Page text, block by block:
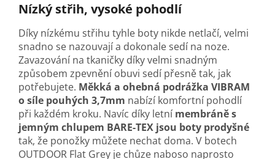
Nízký střih, vysoké pohodlí
Díky nízkému střihu tyhle boty nikde netlačí, velmi
snadno se nazouvají a dokonale sedí na noze.
Zavazování na tkaničky díky velmi snadným
způsobem zpevnění obuvi sedí přesně tak, jak
potřebujete. Měkká a ohebná podrážka VIBRAM
o síle pouhých 3,7mm nabízí komfortní pohodlí
při každém kroku. Navíc díky letní membráně s
jemným chlupem BARE-TEX jsou boty prodyšné
tak, že ponožky můžete nechat doma. V botech
OUTDOOR Flat Grey je chůze naboso naprosto